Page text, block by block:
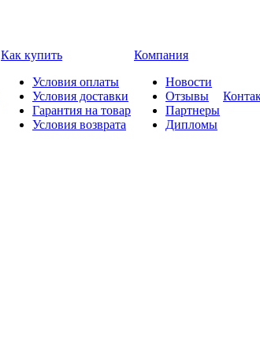
Как купить
Условия оплаты
Условия доставки
Гарантия на товар
Условия возврата
Компания
Новости
Отзывы
Партнеры
Дипломы